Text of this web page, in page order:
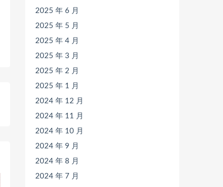
2025 年 6 月
2025 年 5 月
2025 年 4 月
2025 年 3 月
2025 年 2 月
2025 年 1 月
2024 年 12 月
2024 年 11 月
2024 年 10 月
2024 年 9 月
2024 年 8 月
2024 年 7 月